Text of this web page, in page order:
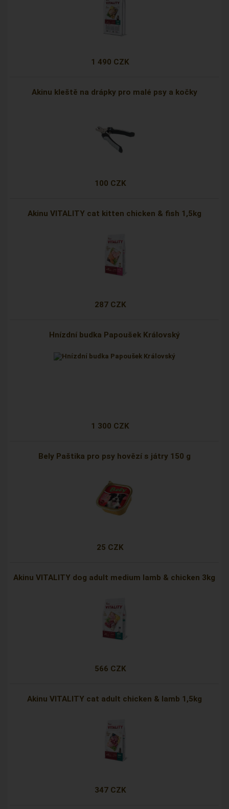
1 490 CZK
Akinu kleště na drápky pro malé psy a kočky
100 CZK
Akinu VITALITY cat kitten chicken & fish 1,5kg
287 CZK
Hnízdní budka Papoušek Královský
1 300 CZK
Bely Paštika pro psy hovězí s játry 150 g
25 CZK
Akinu VITALITY dog adult medium lamb & chicken 3kg
566 CZK
Akinu VITALITY cat adult chicken & lamb 1,5kg
347 CZK